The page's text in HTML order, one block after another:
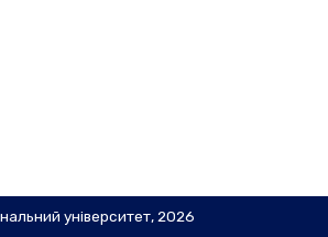
університет, 2026